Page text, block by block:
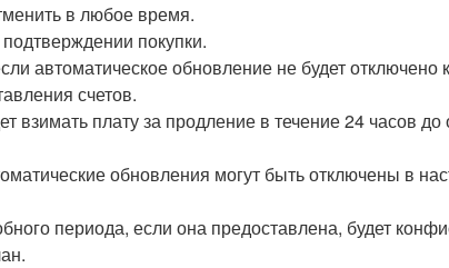
в любое время.
покупки.
автоматическое обновление не будет отключено
счетов.
взимать плату за продление в течение 24 часов до
обновления могут быть отключены в
периода, если она предоставлена, будет